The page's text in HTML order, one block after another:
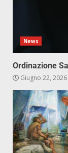
News
Ordinazione
Giugno 22, 2026